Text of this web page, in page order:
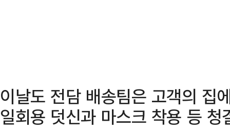
이날도 전담 배송팀은 고객의 집
일회용 덧신과 마스크 착용 등 청